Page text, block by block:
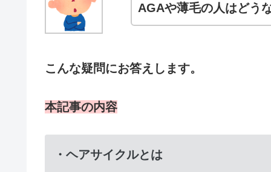
AGAや薄毛の人はどう
こんな疑問にお答えします。
本記事の内容
・ヘアサイクルとは